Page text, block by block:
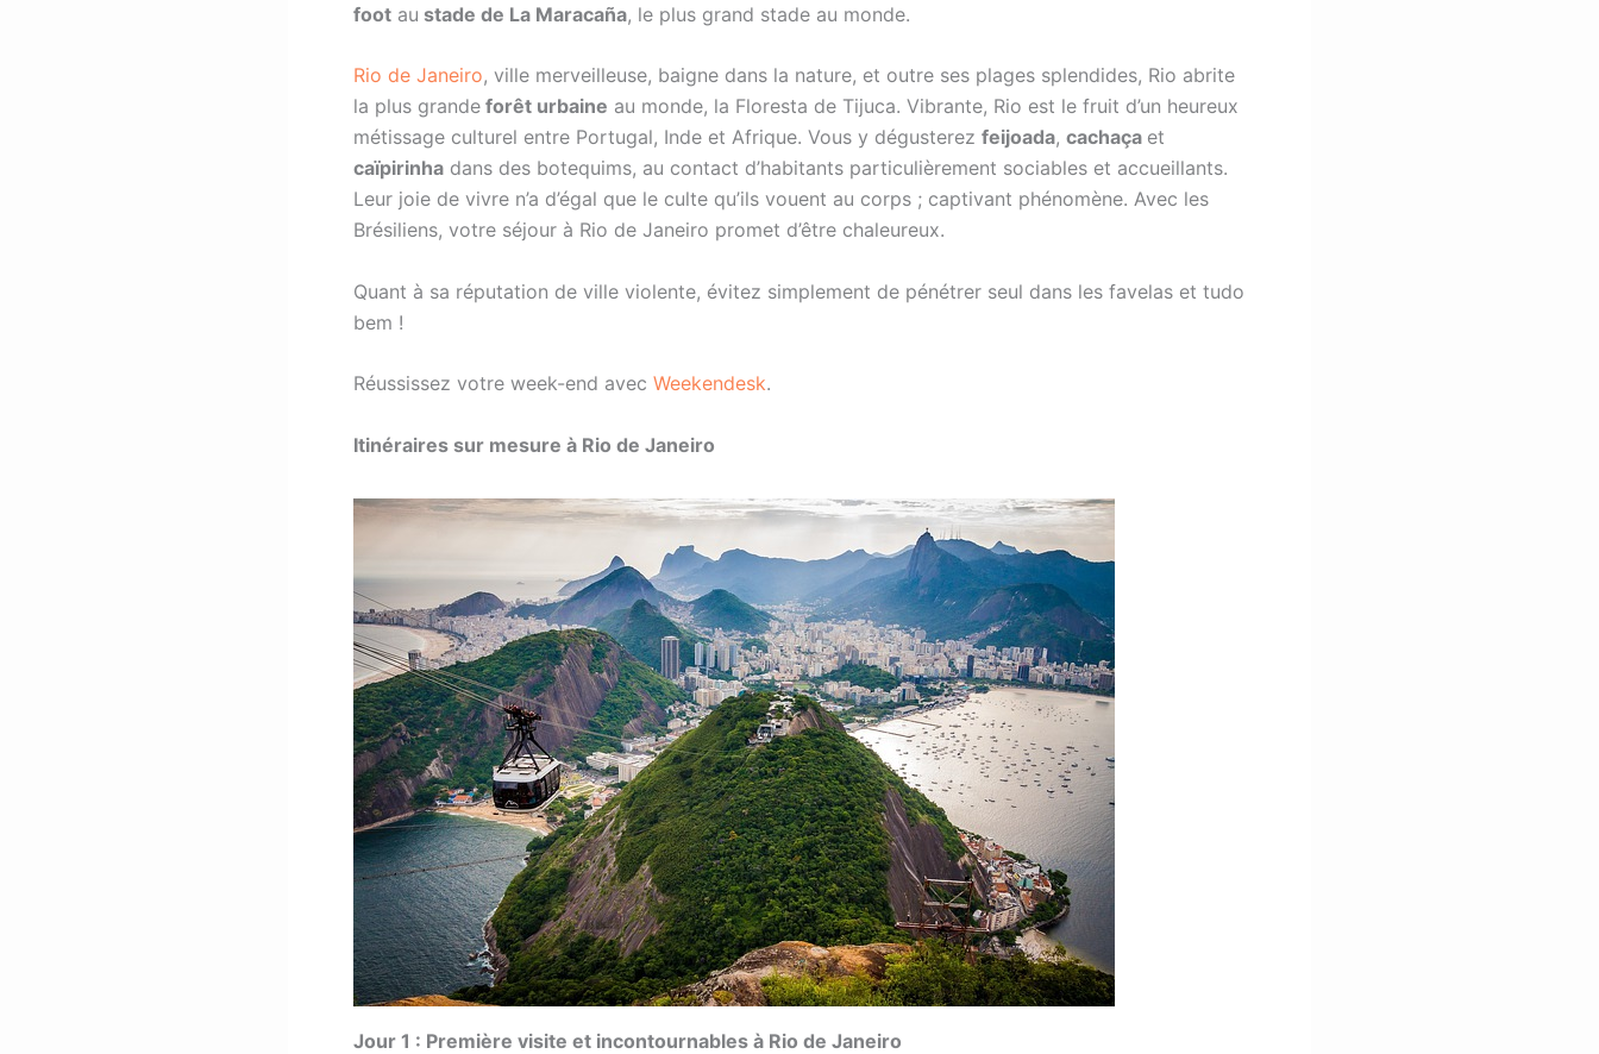
foot au stade de La Maracaña, le plus grand stade au monde.
Rio de Janeiro, ville merveilleuse, baigne dans la nature, et outre ses plages splendides, Rio abrite
la plus grande forêt urbaine au monde, la Floresta de Tijuca. Vibrante, Rio est le fruit d’un heureux
métissage culturel entre Portugal, Inde et Afrique. Vous y dégusterez feijoada, cachaça et
caïpirinha dans des botequims, au contact d’habitants particulièrement sociables et accueillants.
Leur joie de vivre n’a d’égal que le culte qu’ils vouent au corps ; captivant phénomène. Avec les
Brésiliens, votre séjour à Rio de Janeiro promet d’être chaleureux.
Quant à sa réputation de ville violente, évitez simplement de pénétrer seul dans les favelas et tudo
bem !
Réussissez votre week-end avec Weekendesk.
Itinéraires sur mesure à Rio de Janeiro
Jour 1 : Première visite et incontournables à Rio de Janeiro